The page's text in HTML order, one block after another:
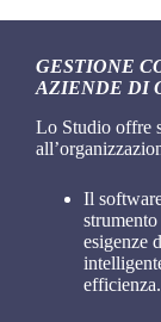
GESTIONE
AZIENDE DI
Lo Studio offre
Il
esigenze
efficienza.